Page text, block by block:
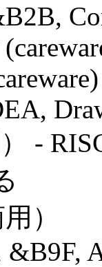
-
）
&B9F,